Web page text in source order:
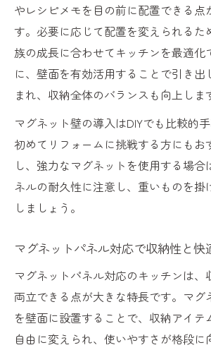
やレシピメモを目の前に配置できる点
す。必要に応じて配置を変えられるた
族の成長に合わせてキッチンを最適化
に、壁面を有効活用することで引き出
まれ、収納全体のバランスも向上しま
マグネット壁の導入はDIYでも比較的手
初めてリフォームに挑戦する方にもお
し、強力なマグネットを使用する場合
ネルの耐久性に注意し、重いものを掛
しましょう。
マグネットパネル対応で収納性と快
マグネットパネル対応のキッチンは、
両立できる点が大きな特長です。マグ
を壁面に設置することで、収納アイテ
自由に変えられ、使いやすさが格段に